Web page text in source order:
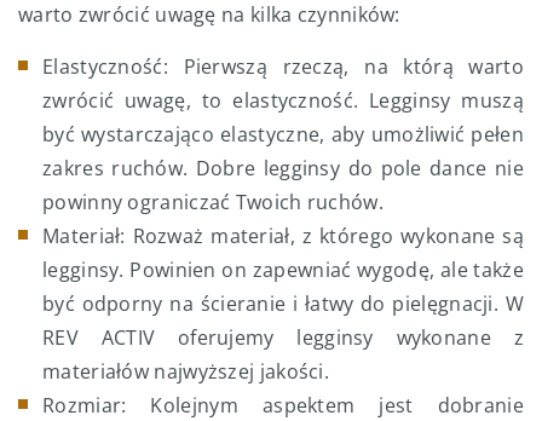
warto zwrócić uwagę na kilka czynników:
Elastyczność: Pierwszą rzeczą, na którą warto
zwrócić uwagę, to elastyczność. Legginsy muszą
być wystarczająco elastyczne, aby umożliwić pełen
zakres ruchów. Dobre legginsy do pole dance nie
powinny ograniczać Twoich ruchów.
Materiał: Rozważ materiał, z którego wykonane są
legginsy. Powinien on zapewniać wygodę, ale także
być odporny na ścieranie i łatwy do pielęgnacji. W
REV ACTIV oferujemy legginsy wykonane z
materiałów najwyższej jakości.
Rozmiar: Kolejnym aspektem jest dobranie